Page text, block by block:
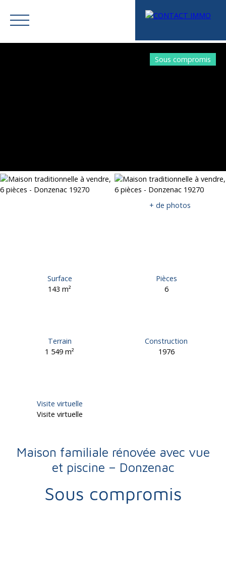
Mes favoris Espace vendeur Estimation
Sous compromis
+ de photos
Surface
143m²
Pièces
6
Terrain
1 549m²
Construction
1976
Visite virtuelle
Visite virtuelle
Maison familiale rénovée avec vue
et piscine – Donzenac
Sous compromis